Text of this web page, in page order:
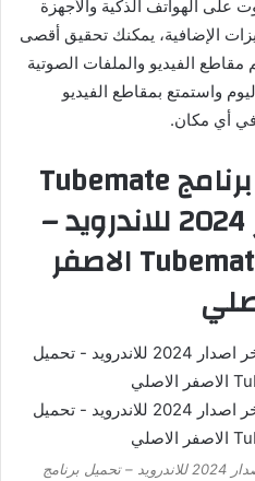
على الهواتف الذكية والأجهزة
الإضافية، يمكنك تحقيق أقصى
مقاطع الفيديو والملفات الصوتية
واستمتع بمقاطع الفيديو
أي مكان.
بعض الصور من برنامج Tubemate
تحميل اخر اصدار 2024 للاندرويد –
تحميل برنامج Tubemate الاصفر
تحميل برنامج Tubemate اخر اصدار 2024 للاندرويد – تحميل برنامج